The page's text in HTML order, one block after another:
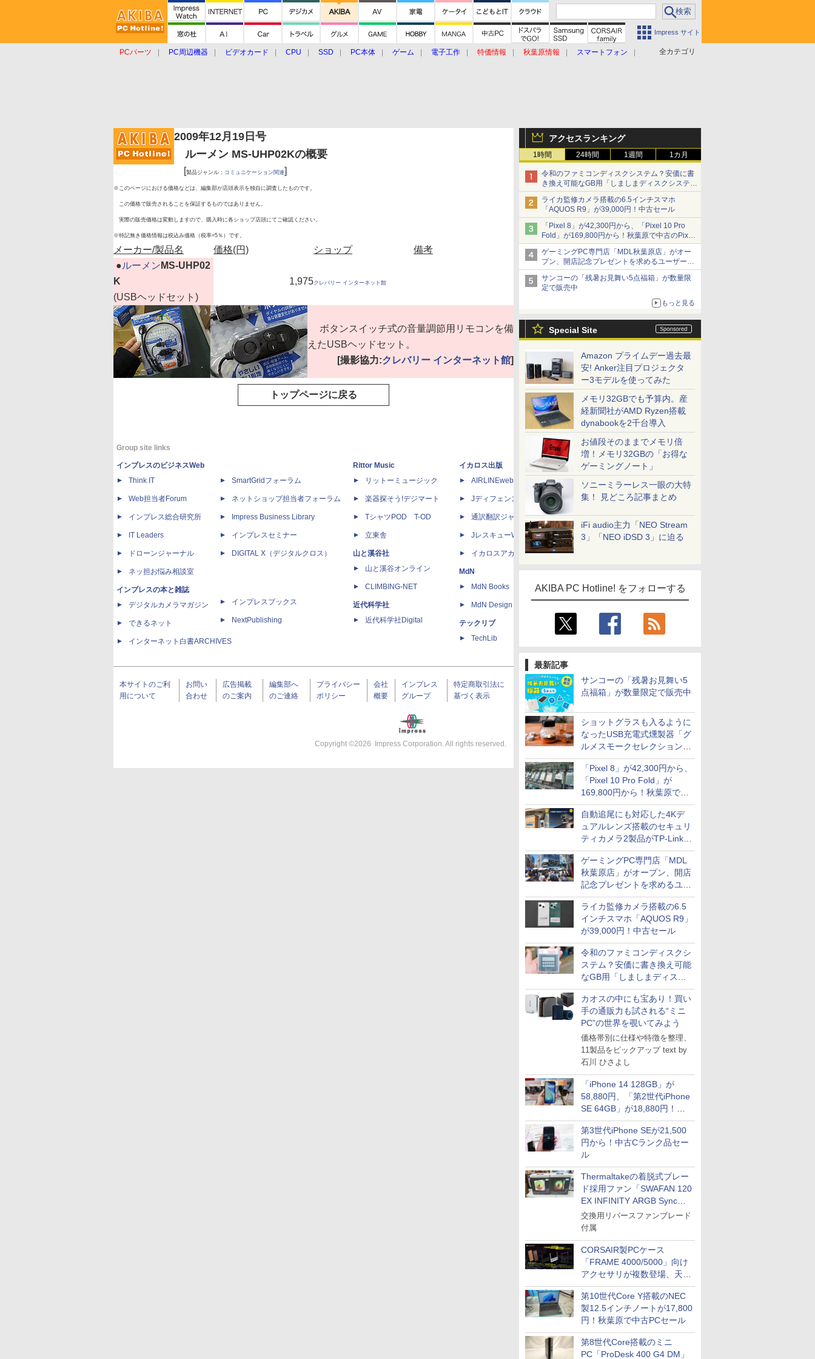
Impress サイト
全カテゴリ
PCパーツ PC周辺機器 ビデオカード CPU SSD PC本体 ゲーム 電子工作 特価情報 秋葉原情報
スマートフォン
アクセスランキング
1時間 24時間 1週間 1カ月
令和のファミコンディスクシステム？安価に書
き換え可能なGB用「しましまディスクシステ
ム」
ライカ監修カメラ搭載の6.5インチスマホ
「AQUOS R9」が39,000円！中古セール
「Pixel 8」が42,300円から、「Pixel 10 Pro
Fold」が169,800円から！秋葉原で中古のPixel
シリーズがお買い得
ゲーミングPC専門店「MDL秋葉原店」がオー
プン、開店記念プレゼントを求めるユーザーが
押し寄せ長蛇の列に
サンコーの「残暑お見舞い5点福箱」が数量限
定で販売中
もっと見る
Special Site
Amazon プライムデー過去最
安! Anker注目プロジェクタ
ー3モデルを使ってみた
メモリ32GBでも予算内。産
経新聞社がAMD Ryzen搭載
dynabookを2千台導入
お値段そのままでメモリ倍
増！メモリ32GBの「お得な
ゲーミングノート」
ソニーミラーレス一眼の大特
集！ 見どころ記事まとめ
iFi audio主力「NEO Stream
3」「NEO iDSD 3」に迫る
AKIBA PC Hotline! をフォローする
最新記事
サンコーの「残暑お見舞い5
点福箱」が数量限定で販売中
ショットグラスも入るように
なったUSB充電式燻製器「グ
ルメスモークセレクション
2」がサンコーから
「Pixel 8」が42,300円から、
「Pixel 10 Pro Fold」が
169,800円から！秋葉原で中
古のPixelシリーズがお買い得
自動追尾にも対応した4Kデ
ュアルレンズ搭載のセキュリ
ティカメラ2製品がTP-Linkか
ら
ゲーミングPC専門店「MDL
秋葉原店」がオープン、開店
記念プレゼントを求めるユー
ザーが押し寄せ長蛇の列に
ライカ監修カメラ搭載の6.5
インチスマホ「AQUOS R9」
が39,000円！中古セール
令和のファミコンディスクシ
ステム？安価に書き換え可能
なGB用「しましまディスク
システム」
カオスの中にも宝あり！買い
手の通販力も試される“ミニ
PC”の世界を覗いてみよう
価格帯別に仕様や特徴を整理、
11製品をピックアップ text by
石川 ひさよし
「iPhone 14 128GB」が
58,880円、「第2世代iPhone
SE 64GB」が18,880円！中
古Bランク品セール
第3世代iPhone SEが21,500
円から！中古Cランク品セー
ル
Thermaltakeの着脱式ブレー
ド採用ファン「SWAFAN 120
EX INFINITY ARGB Sync」
に単品パッケージ
交換用リバースファンブレード
付属
CORSAIR製PCケース
「FRAME 4000/5000」向け
アクセサリが複数登場、天然
木製パネルや背面コネクタ対
応トレイなど
第10世代Core Y搭載のNEC
製12.5インチノートが17,800
円！秋葉原で中古PCセール
第8世代Core搭載のミニ
PC「ProDesk 400 G4 DM」
2009年12月19日号
ルーメン MS-UHP02Kの概要
[製品ジャンル： コミュニケーション関連]
※このページにおける価格などは、編集部が店頭表示を独自に調査したものです。
この価格で販売されることを保証するものではありません。
実際の販売価格は変動しますので、購入時に各ショップ店頭にてご確認ください。
※特記無き価格情報は税込み価格（税率=5％）です。
メーカー/製品名 価格(円) ショップ
備考
●ルーメン MS-UHP02
K
(USBヘッドセット)
1,975クレバリー インターネット館
ボタンスイッチ式の音量調節用リモコンを備
えたUSBヘッドセット。
[撮影協力:クレバリー インターネット館]
トップページに戻る
Group site links
インプレスのビジネスWeb
Think IT
Web担当者Forum
インプレス総合研究所
IT Leaders
ドローンジャーナル
ネッ担お悩み相談室
インプレスの本と雑誌
デジタルカメラマガジン
できるネット
インターネット白書ARCHIVES
SmartGridフォーラム
ネットショップ担当者フォーラム
Impress Business Library
インプレスセミナー
DIGITAL X（デジタルクロス）
インプレスブックス
NextPublishing
Rittor Music
リットーミュージック
楽器探そう!デジマート
TシャツPOD T-OD
立東舎
山と溪谷社
山と溪谷オンライン
CLIMBING-NET
近代科学社
近代科学社Digital
イカロス出版
AIRLINEweb
Jディフェンスニュース
通訳翻訳ジャーナル
JレスキューWeb
イカロスアカデミー
MdN
MdN Books
MdN Design Interactive
テックリブ
TechLib
ICE
天海社
Comic curea
impress QuickBooks
PUBFUN
TシャツPOD pTa.shop
カスタム写真集POD fabli
Impress Group Publication Informa
本サイトのご利
用について
お問い
合わせ
広告掲載
のご案内
編集部へ
のご連絡
プライバシー
ポリシー
会社
概要
インプレス
グループ
特定商取引法に
基づく表示
Copyright ©2026 Impress Corporation. All rights reserved.